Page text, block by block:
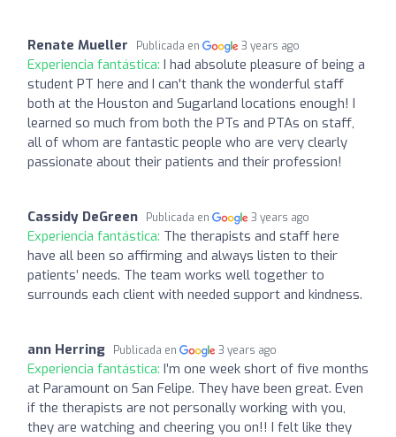
Renate Mueller Publicada en 3 years ago
Experiencia fantástica: I had absolute pleasure of being a
student PT here and I can't thank the wonderful staff
both at the Houston and Sugarland locations enough! I
learned so much from both the PTs and PTAs on staff,
all of whom are fantastic people who are very clearly
passionate about their patients and their profession!
Cassidy DeGreen Publicada en 3 years ago
Experiencia fantástica: The therapists and staff here
have all been so affirming and always listen to their
patients’ needs. The team works well together to
surrounds each client with needed support and kindness.
ann Herring Publicada en 3 years ago
Experiencia fantástica: I’m one week short of five months
at Paramount on San Felipe. They have been great. Even
if the therapists are not personally working with you,
they are watching and cheering you on!! I felt like they